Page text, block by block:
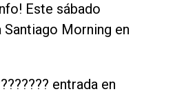
Este sábado
Morning en
entrada en